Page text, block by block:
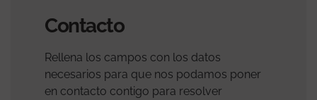
Contacto
Rellena los campos con los datos
necesarios para que nos podamos poner
en contacto contigo para resolver